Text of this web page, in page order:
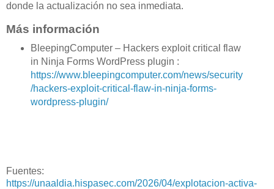
donde la actualización no sea inmediata.
Más información
BleepingComputer – Hackers exploit critical flaw
in Ninja Forms WordPress plugin :
https://www.bleepingcomputer.com/news/security
/hackers-exploit-critical-flaw-in-ninja-forms-
wordpress-plugin/
Fuentes:
https://unaaldia.hispasec.com/2026/04/explotacion-activa-